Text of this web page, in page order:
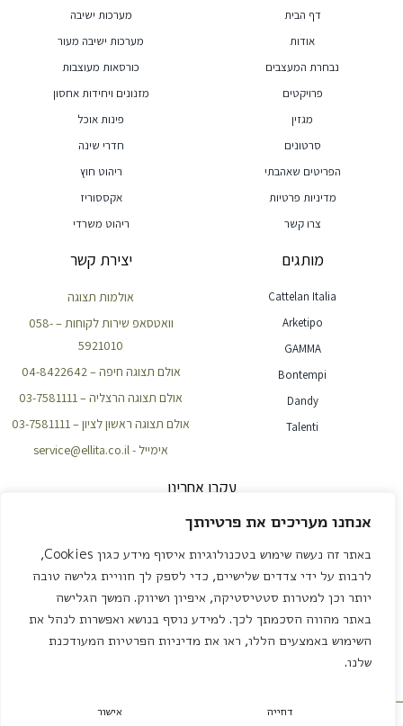
אנחנו מעריכים את פרטיותך
באתר זה נעשה שימוש בטכנולוגיות איסוף מידע כגון Cookies,
לרבות על ידי צדדים שלישיים, כדי לספק לך חוויית גלישה טובה
יותר וכן למטרות סטטיסטיקה, איפיון ושיווק. המשך הגלישה
באתר מהווה הסכמתך לכך. למידע נוסף בנושא ואפשרות לנהל את
השימוש באמצעים הללו, ראו את מדיניות הפרטיות המעודכנת
שלנו.
דחייה אישור
דף הבית
אודות
נבחרת המעצבים
פרויקטים
מגזין
סרטונים
הפריטים שאהבתי
מדיניות פרטיות
צרו קשר
מערכות ישיבה
מערכות ישיבה מעור
כורסאות מעוצבות
מזנונים ויחידות אחסון
פינות אוכל
חדרי שינה
ריהוט חוץ
אקססוריז
ריהוט משרדי
מותגים
Cattelan Italia
Arketipo
GAMMA
Bontempi
Dandy
Talenti
יצירת קשר
אולמות תצוגה
וואטסאפ שירות לקוחות – 058-
5921010
אולם תצוגה חיפה – 04-8422642
אולם תצוגה הרצליה – 03-7581111
אולם תצוגה ראשון לציון – 03-7581111
אימייל - service@ellita.co.il
עקבו אחרינו
NEWSLETTER
שליחה